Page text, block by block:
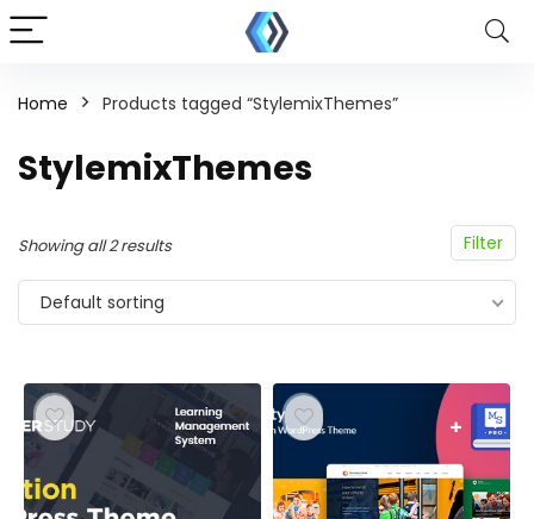
Home Products tagged “StylemixThemes”
StylemixThemes
Filter
Showing all 2 results
Default sorting